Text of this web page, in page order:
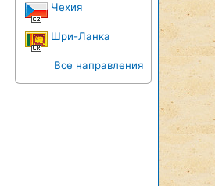
Чехия
Шри-Ланка
Все направления